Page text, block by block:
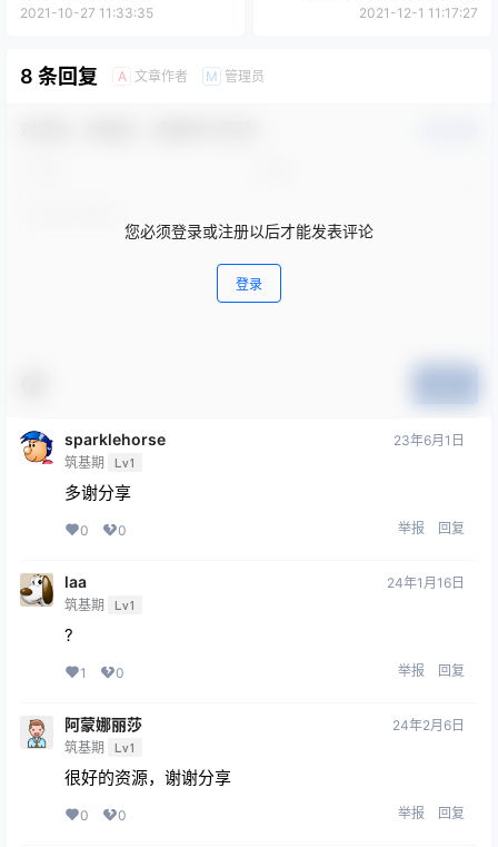
2021-10-27 11:33:35 2021-12-1 11:17:27
8 条回复 A 文章作者 M 管理员
您必须登录或注册以后才能发表评论
登录
sparklehorse
筑基期 Lv1
23年6月1日
多谢分享
0 0 举报 回复
laa
筑基期 Lv1
24年1月16日
?
1 0 举报 回复
阿蒙娜丽莎
筑基期 Lv1
24年2月6日
很好的资源，谢谢分享
0 0 举报 回复